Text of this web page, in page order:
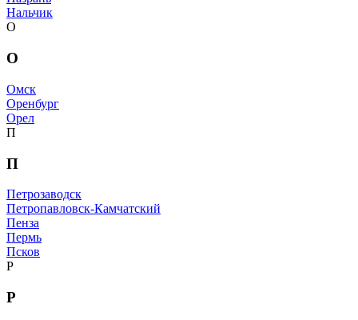
Нальчик
О
О
Омск
Оренбург
Орел
П
П
Петрозаводск
Петропавловск-Камчатский
Пенза
Пермь
Псков
Р
Р